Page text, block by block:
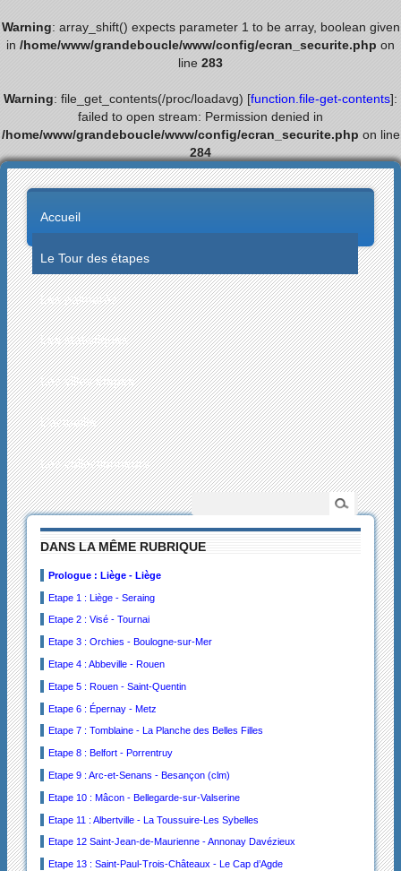
Warning: array_shift() expects parameter 1 to be array, boolean given
in /home/www/grandeboucle/www/config/ecran_securite.php on
line 283
Warning: file_get_contents(/proc/loadavg) [function.file-get-contents]:
failed to open stream: Permission denied in
/home/www/grandeboucle/www/config/ecran_securite.php on line
284
Accueil
Le Tour des étapes
Les palmarès
Les statistiques
Les villes étapes
L’actualité
Les collectionneurs
DANS LA MÊME RUBRIQUE
Prologue : Liège - Liège
Etape 1 : Liège - Seraing
Etape 2 : Visé - Tournai
Etape 3 : Orchies - Boulogne-sur-Mer
Etape 4 : Abbeville - Rouen
Etape 5 : Rouen - Saint-Quentin
Etape 6 : Épernay - Metz
Etape 7 : Tomblaine - La Planche des Belles Filles
Etape 8 : Belfort - Porrentruy
Etape 9 : Arc-et-Senans - Besançon (clm)
Etape 10 : Mâcon - Bellegarde-sur-Valserine
Etape 11 : Albertville - La Toussuire-Les Sybelles
Etape 12 Saint-Jean-de-Maurienne - Annonay Davézieux
Etape 13 : Saint-Paul-Trois-Châteaux - Le Cap d’Agde